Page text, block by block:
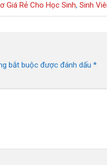
Giá Rẻ Cho Học Sinh, Sinh
bắt buộc được đánh dấu *